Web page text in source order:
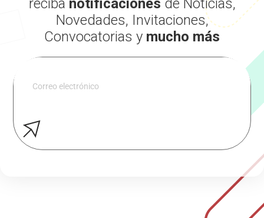
reciba notificaciones de Noticias,
Novedades, Invitaciones,
Convocatorias y mucho más